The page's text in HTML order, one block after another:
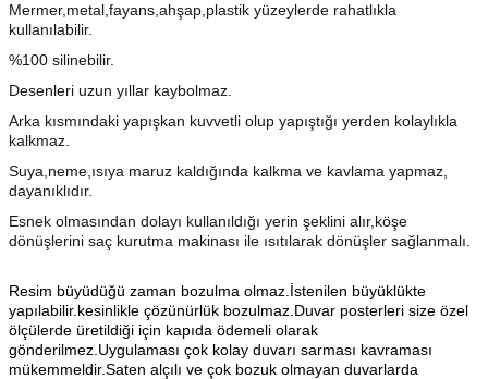
Mermer,metal,fayans,ahşap,plastik yüzeylerde rahatlıkla
kullanılabilir.
%100 silinebilir.
Desenleri uzun yıllar kaybolmaz.
Arka kısmındaki yapışkan kuvvetli olup yapıştığı yerden kolaylıkla
kalkmaz.
Suya,neme,ısıya maruz kaldığında kalkma ve kavlama yapmaz,
dayanıklıdır.
Esnek olmasından dolayı kullanıldığı yerin şeklini alır,köşe
dönüşlerini saç kurutma makinası ile ısıtılarak dönüşler sağlanmalı.
Resim büyüdüğü zaman bozulma olmaz.İstenilen büyüklükte
yapılabilir.kesinlikle çözünürlük bozulmaz.Duvar posterleri size özel
ölçülerde üretildiği için kapıda ödemeli olarak
gönderilmez.Uygulaması çok kolay duvarı sarması kavraması
mükemmeldir.Saten alçılı ve çok bozuk olmayan duvarlarda